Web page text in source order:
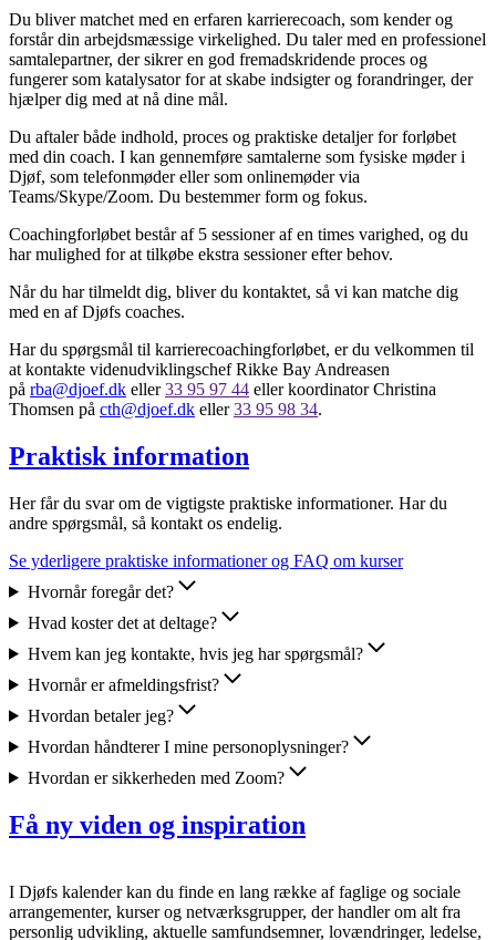
Du bliver matchet med en erfaren karrierecoach, som kender og
forstår din arbejdsmæssige virkelighed. Du taler med en professionel
samtalepartner, der sikrer en god fremadskridende proces og
fungerer som katalysator for at skabe indsigter og forandringer, der
hjælper dig med at nå dine mål.
Du aftaler både indhold, proces og praktiske detaljer for forløbet
med din coach. I kan gennemføre samtalerne som fysiske møder i
Djøf, som telefonmøder eller som onlinemøder via
Teams/Skype/Zoom. Du bestemmer form og fokus.
Coachingforløbet består af 5 sessioner af en times varighed, og du
har mulighed for at tilkøbe ekstra sessioner efter behov.
Når du har tilmeldt dig, bliver du kontaktet, så vi kan matche dig
med en af Djøfs coaches.
Har du spørgsmål til karrierecoachingforløbet, er du velkommen til
at kontakte videnudviklingschef Rikke Bay Andreasen
på rba@djoef.dk eller33 95 97 44 eller koordinator Christina
Thomsen på cth@djoef.dk eller33 95 98 34.
Praktisk information
Her får du svar om de vigtigste praktiske informationer. Har du
andre spørgsmål, så kontakt os endelig.
Se yderligere praktiske informationer og FAQ om kurser
Hvornår foregår det?
Hvad koster det at deltage?
Hvem kan jeg kontakte, hvis jeg har spørgsmål?
Hvornår er afmeldingsfrist?
Hvordan betaler jeg?
Hvordan håndterer I mine personoplysninger?
Hvordan er sikkerheden med Zoom?
Få ny viden og inspiration
I Djøfs kalender kan du finde en lang række af faglige og sociale
arrangementer, kurser og netværksgrupper, der handler om alt fra
personlig udvikling, aktuelle samfundsemner, lovændringer, ledelse,